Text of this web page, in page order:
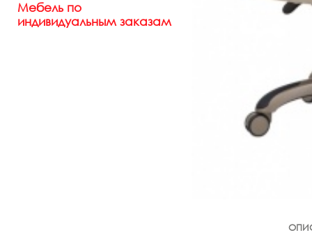
Мебель по
индивидуальным заказам